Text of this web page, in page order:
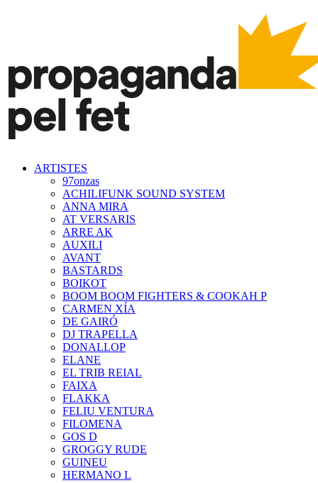
ARTISTES
97onzas
ACHILIFUNK SOUND SYSTEM
ANNA MIRA
AT VERSARIS
ARRE AK
AUXILI
AVANT
BASTARDS
BOIKOT
BOOM BOOM FIGHTERS & COOKAH P
CARMEN XÍA
DE GAIRÓ
DJ TRAPELLA
DONALLOP
ELANE
EL TRIB REIAL
FAIXA
FLAKKA
FELIU VENTURA
FILOMENA
GOS D
GROGGY RUDE
GUINEU
HERMANO L